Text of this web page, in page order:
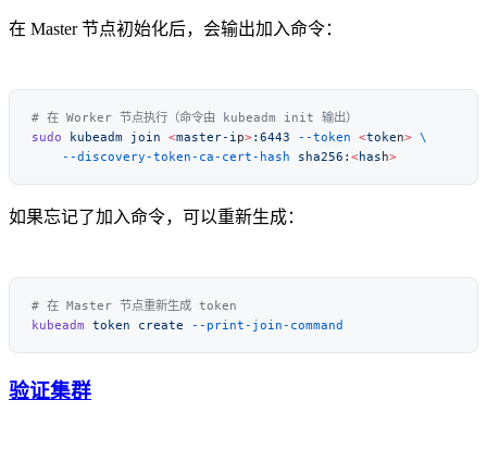
在 Master 节点初始化后，会输出加入命令：
sudo kubeadm join <master-ip>:6443 --token <token>
    --discovery-token-ca-cert-hash
sha256: <hash
如果忘记了加入命令，可以重新生成：
kubeadm token create
验证集群